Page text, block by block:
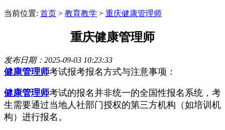
当前位置: 首页 > 教育教学 > 重庆健康管理师
重庆健康管理师
发布日期：2025-09-03 10:23:33
健康管理师考试报考报名方式与注意事项：
健康管理师考试的报名并非统一的全国性报名系统，考
生需要通过当地人社部门授权的第三方机构（如培训机
构）进行报名。